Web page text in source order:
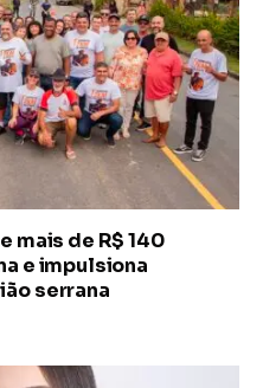
mais de R$ 140
e impulsiona
serrana